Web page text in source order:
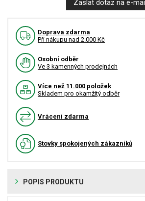
Zaslat dotaz na e-mail
Doprava zdarma
Pří nákupu nad 2.000 Kč
Osobní odběr
Ve 3 kamenných prodejnách
Více než 11.000 položek
Skladem pro okamžitý odběr
Vrácení zdarma
Stovky spokojených zákazníků
POPIS PRODUKTU